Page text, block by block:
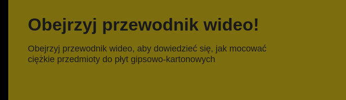
Obejrzyj przewodnik wideo!
Obejrzyj przewodnik wideo, aby dowiedzieć się, jak mocować
ciężkie przedmioty do płyt gipsowo-kartonowych